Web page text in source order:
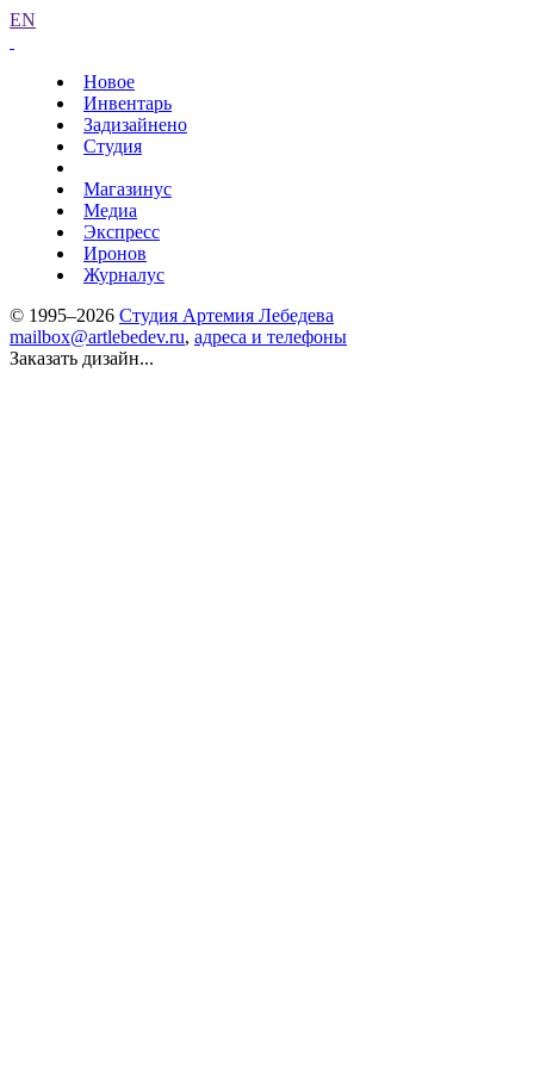
EN
Новое
Инвентарь
Задизайнено
Студия
Магазинус
Медиа
Экспресс
Иронов
Журналус
© 1995–2026 Студия Артемия Лебедева
mailbox@artlebedev.ru, адреса и телефоны
Заказать дизайн...